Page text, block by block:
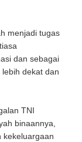
menjadi tugas
dan sebagai
dekat dan
TNI
binaannya,
kekeluargaan